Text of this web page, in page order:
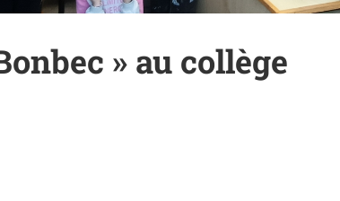
» au collège